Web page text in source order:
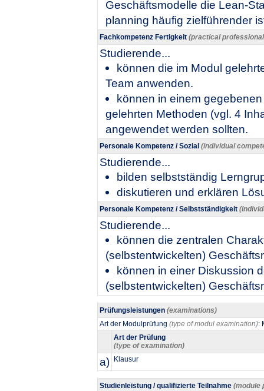
Geschäftsmodelle die Lean-
planning häufig zielführender
Fachkompetenz Fertigkeit (practical
Studierende...
können die im Modul
Team anwenden.
können in einem
gelehrten Methoden (vgl. 4
angewendet werden sollten.
Personale Kompetenz / Sozial (individual
Studierende...
bilden selbstständig
diskutieren und erklären
Personale Kompetenz / Selbstständigkeit
Studierende...
können die zentralen
(selbstentwickelten)
können in einer Diskussion
(selbstentwickelten)
Prüfungsleistungen (examinations)
Art der Modulprüfung (type of modul examination):
Art der Prüfung
(type of examination)
a) Klausur
Studienleistung / qualifizierte Teilnahme (module